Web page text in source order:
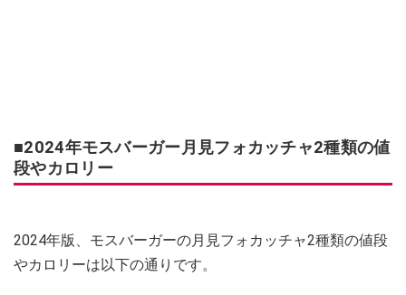
■2024年モスバーガー月見フォカッチャ2種類の値
段やカロリー
2024年版、モスバーガーの月見フォカッチャ2種類の値段
やカロリーは以下の通りです。